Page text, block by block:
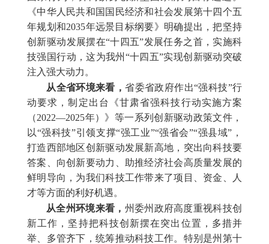
《中华人民共和国国民经济和社会发展第十四个五
年规划和2035年远景目标纲要》明确提出，把坚持
创新驱动发展摆在“十四五”发展任务之首，实施科
技强国行动，这为我州“十四五”实现创新驱动突破
注入强大动力。
从全省环境来看，省委省政府作出“强科技”行
动要求，制定出台《甘肃省强科技行动实施方案
（2022—2025年）》等一系列创新驱动政策文件，
以“强科技”引领支撑“强工业”“强省会”“强县域”，
打造西部地区创新驱动发展新高地，突出向科技要
答案、向创新要动力、助推经济社会高质量发展的
鲜明导向，为我们科技工作带来了项目、资金、人
才等方面的利好机遇。
从全州环境来看， 州委州政府高度重视科技创
新工作，坚持把科技创新摆在突出位置，多措并
举、多管齐下，统筹推动科技工作。特别是州第十